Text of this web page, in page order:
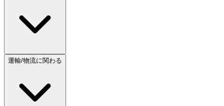
運輸/物流に関わる